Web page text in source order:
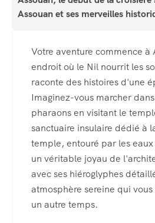
Assouan et ses merveilles
Votre aventure commence à
endroit où le Nil nourrit les
raconte des histoires d'une
Imaginez-vous marcher
pharaons en visitant le
sanctuaire insulaire dédié à
temple, entouré par les
un véritable joyau de
avec ses hiéroglyphes
atmosphère sereine qui
un autre temps.